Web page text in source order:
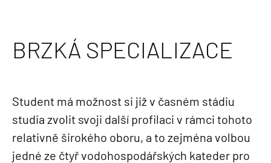
BRZKÁ SPECIALIZACE
Student má možnost si již v časném stádiu
studia zvolit svoji další profilaci v rámci tohoto
relativně širokého oboru, a to zejména volbou
jedné ze čtyř vodohospodářských kateder pro